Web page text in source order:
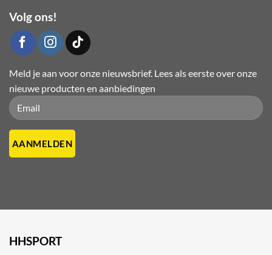
Volg ons!
Meld je aan voor onze nieuwsbrief. Lees als eerste over onze
nieuwe producten en aanbiedingen
Please leave this field empty.
Please leave this field empty.
HHSPORT